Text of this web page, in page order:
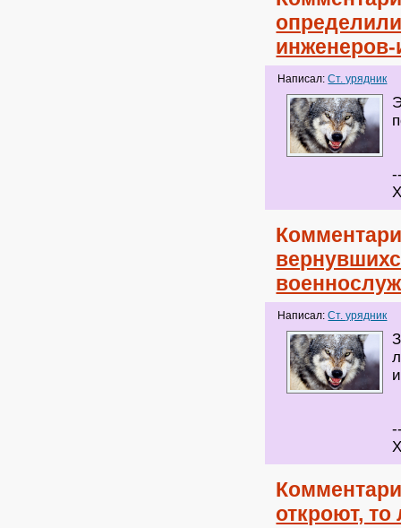
инженеров-
Написал:Ст. урядник
Написал:Ст. урядник
откроют,